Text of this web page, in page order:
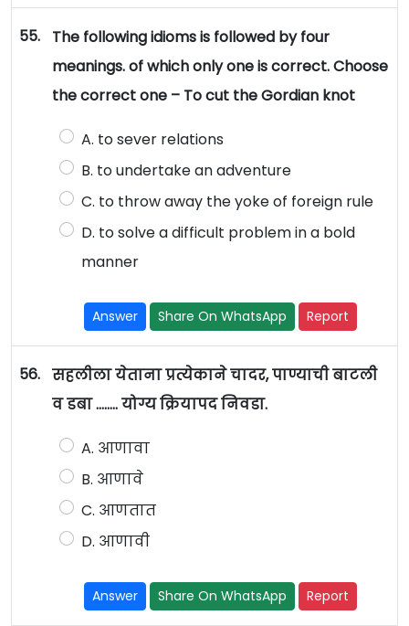
55.
The following idioms is followed by four
meanings. of which only one is correct. Choose
the correct one – To cut the Gordian knot
A. to sever relations
B. to undertake an adventure
C. to throw away the yoke of foreign rule
D. to solve a difficult problem in a bold
manner
Answer Share On WhatsApp Report
56. सहलीला येताना प्रत्येकाने चादर, पाण्याची बाटली
व डबा …….. योग्य क्रियापद निवडा.
A. आणावा
B. आणावे
C. आणतात
D. आणावी
Answer Share On WhatsApp Report